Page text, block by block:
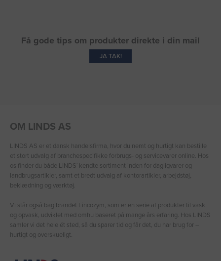
Få gode tips om produkter direkte i din mail
JA TAK!
OM LINDS AS
LINDS AS er et dansk handelsfirma, hvor du nemt og hurtigt kan bestille
et stort udvalg af branchespecifikke forbrugs- og servicevarer online. Hos
os finder du både LINDS′ kendte sortiment inden for dagligvarer og
landbrugsartikler, samt et bredt udvalg af kontorartikler, arbejdstøj,
beklædning og værktøj.
Vi står også bag brandet Lincozym, som er en serie af produkter til vask
og opvask, udviklet med omhu baseret på mange års erfaring. Hos LINDS
samler vi det hele ét sted, så du sparer tid og får det, du har brug for –
hurtigt og overskueligt.